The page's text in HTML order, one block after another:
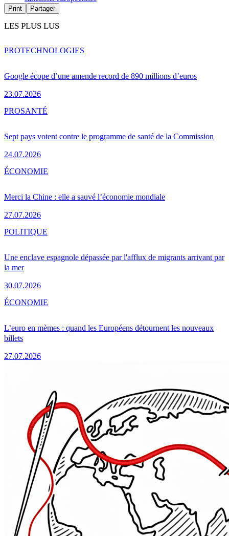
Print Partager
LES PLUS LUS
Google écope d’une amende record de 890 millions d’euros
23.07.2026
PROTECHNOLOGIES
Sept pays votent contre le programme de santé de la Commission
24.07.2026
PROSANTÉ
Merci la Chine : elle a sauvé l’économie mondiale
27.07.2026
ÉCONOMIE
Une enclave espagnole dépassée par l'afflux de migrants arrivant par
la mer
30.07.2026
POLITIQUE
L’euro en mèmes : quand les Européens détournent les nouveaux
billets
27.07.2026
ÉCONOMIE